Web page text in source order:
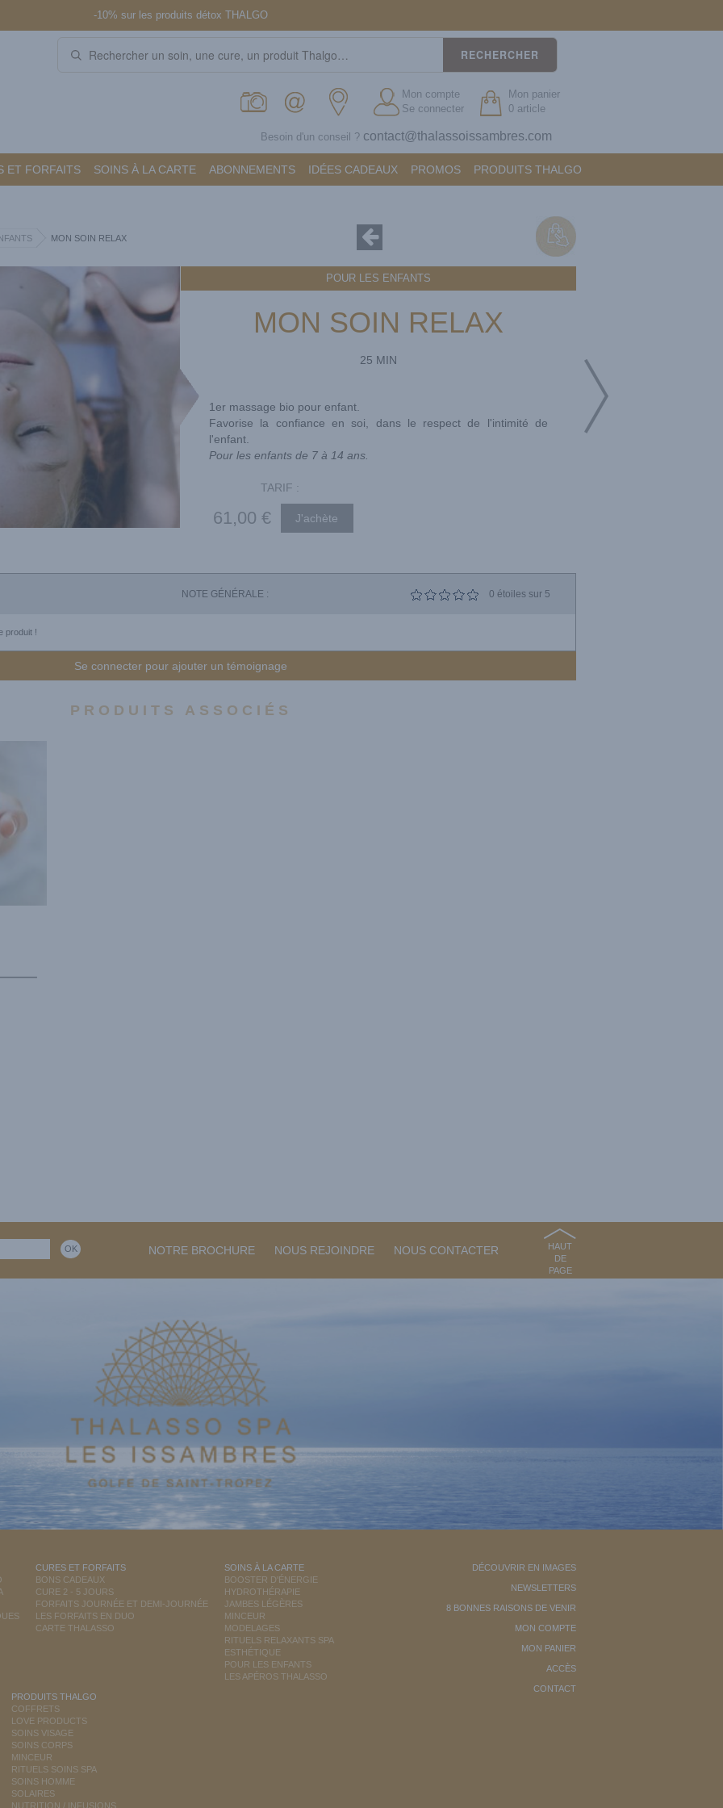
ET FORFAITS SOINS À LA CARTE ABONNEMENTS IDÉES CADEAUX PROMOS PRODUITS THALGO
-10% sur les produits détox THALGO
Besoin d'un conseil ? contact@thalassoissambres.com
RECHERCHER
Mon compte
Se connecter
Mon panier
0 article
MON SOIN RELAX
POUR LES ENFANTS
MON SOIN RELAX
25 MIN
1er massage bio pour enfant.
Favorise la confiance en soi, dans le respect de l'intimité de
l'enfant.
Pour les enfants de 7 à 14 ans.
TARIF :
61,00 €
NOTE GÉNÉRALE : 0 étoiles sur 5
produit !
Se connecter pour ajouter un témoignage
PRODUITS ASSOCIÉS
NOTRE BROCHURE NOUS REJOINDRE NOUS CONTACTER
HAUT
DE
PAGE
CURES ET FORFAITS
BONS CADEAUX
CURE 2 - 5 JOURS
FORFAITS JOURNÉE ET DEMI-JOURNÉE
LES FORFAITS EN DUO
CARTE THALASSO
SOINS À LA CARTE
BOOSTER D'ÉNERGIE
HYDROTHÉRAPIE
JAMBES LÉGÈRES
MINCEUR
MODELAGES
RITUELS RELAXANTS SPA
ESTHÉTIQUE
POUR LES ENFANTS
LES APÉROS THALASSO
PRODUITS THALGO
COFFRETS
LOVE PRODUCTS
SOINS VISAGE
SOINS CORPS
MINCEUR
RITUELS SOINS SPA
SOINS HOMME
SOLAIRES
NUTRITION / INFUSIONS
DÉCOUVRIR EN IMAGES
NEWSLETTERS
8 BONNES RAISONS DE VENIR
MON COMPTE
MON PANIER
ACCÈS
CONTACT